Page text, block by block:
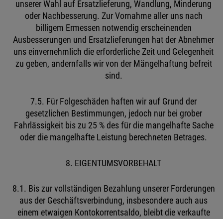
unserer Wahl auf Ersatzlieferung, Wandlung, Minderung
oder Nachbesserung. Zur Vornahme aller uns nach
billigem Ermessen notwendig erscheinenden
Ausbesserungen und Ersatzlieferungen hat der Abnehmer
uns einvernehmlich die erforderliche Zeit und Gelegenheit
zu geben, andernfalls wir von der Mängelhaftung befreit
sind.
7.5. Für Folgeschäden haften wir auf Grund der
gesetzlichen Bestimmungen, jedoch nur bei grober
Fahrlässigkeit bis zu 25 % des für die mangelhafte Sache
oder die mangelhafte Leistung berechneten Betrages.
8. EIGENTUMSVORBEHALT
8.1. Bis zur vollständigen Bezahlung unserer Forderungen
aus der Geschäftsverbindung, insbesondere auch aus
einem etwaigen Kontokorrentsaldo, bleibt die verkaufte